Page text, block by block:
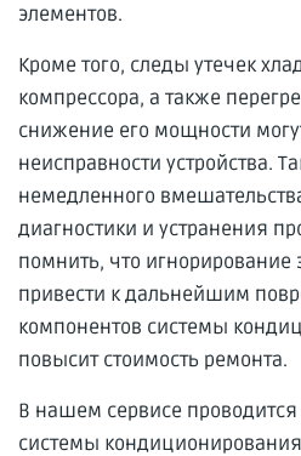
элементов.
Кроме того, следы утечек
компрессора, а также
снижение его мощности
неисправности устройства.
немедленного
диагностики и устранения
помнить, что
привести к дальнейшим
компонентов системы
повысит стоимость ремонта.
В нашем сервисе проводится
системы